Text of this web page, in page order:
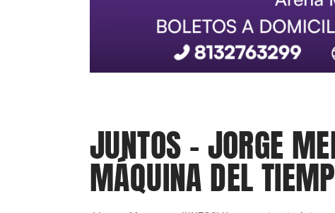
JUNTOS – JORGE
MÁQUINA DEL